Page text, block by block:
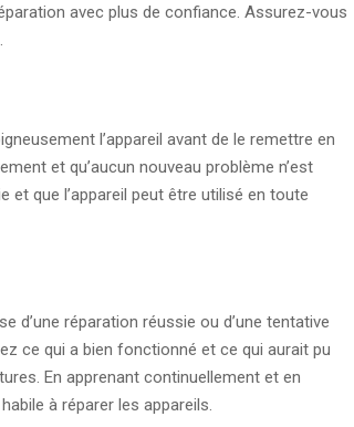
avec plus de confiance. Assurez-vous
l’appareil avant de le remettre en
et qu’aucun nouveau problème n’est
et que l’appareil peut être utilisé en toute
d’une réparation réussie ou d’une tentative
ce qui a bien fonctionné et ce qui aurait pu
En apprenant continuellement et en
à réparer les appareils.